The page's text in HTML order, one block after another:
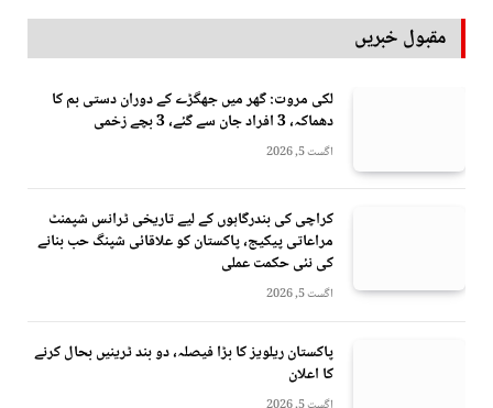
مقبول خبریں
لکی مروت: گھر میں جھگڑے کے دوران دستی بم کا
دھماکہ، 3 افراد جان سے گئے، 3 بچے زخمی
اگست 5, 2026
کراچی کی بندرگاہوں کے لیے تاریخی ٹرانس شپمنٹ
مراعاتی پیکیج، پاکستان کو علاقائی شپنگ حب بنانے
کی نئی حکمت عملی
اگست 5, 2026
پاکستان ریلویز کا بڑا فیصلہ، دو بند ٹرینیں بحال کرنے
کا اعلان